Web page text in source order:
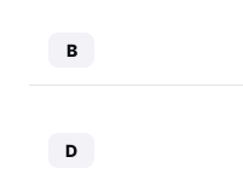
B
D